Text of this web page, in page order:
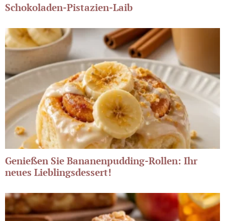
Schokoladen-Pistazien-Laib
Genießen Sie Bananenpudding-Rollen: Ihr
neues Lieblingsdessert!